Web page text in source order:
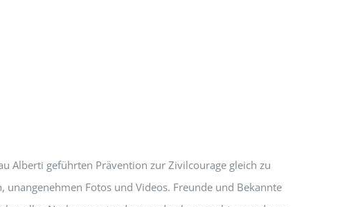
Alberti geführten Prävention zur Zivilcourage gleich zu
Fotos und Videos. Freunde und Bekannte